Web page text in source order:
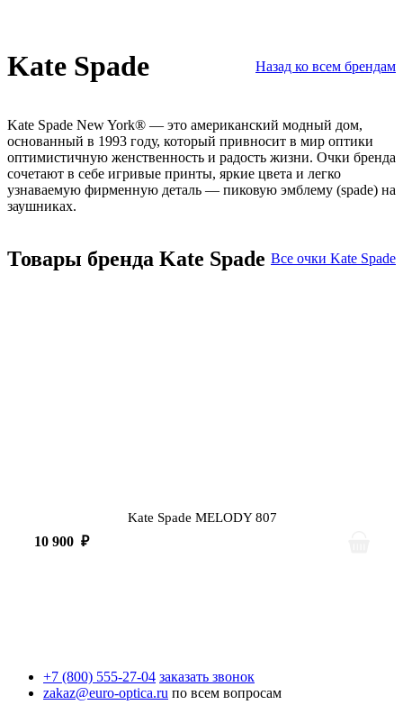
Kate Spade Назад ко всем брендам
Kate Spade New York® — это американский модный дом,
основанный в 1993 году, который привносит в мир оптики
оптимистичную женственность и радость жизни. Очки бренда
сочетают в себе игривые принты, яркие цвета и легко
узнаваемую фирменную деталь — пиковую эмблему (spade) на
заушниках.
Товары бренда Kate Spade Все очки Kate Spade
Kate Spade MELODY 807
10 900 ₽
+7 (800) 555-27-04 заказать звонок
zakaz@euro-optica.ru по всем вопросам